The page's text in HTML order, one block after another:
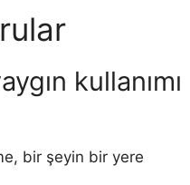
kullanımı
bir şeyin bir yere